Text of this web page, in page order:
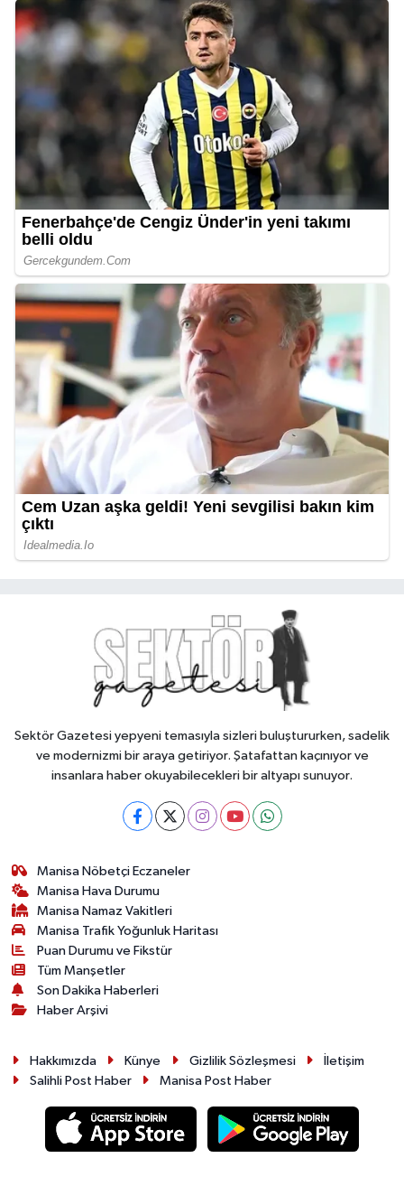
Sektör Gazetesi yepyeni temasıyla sizleri buluştururken, sadelik
ve modernizmi bir araya getiriyor. Şatafattan kaçınıyor ve
insanlara haber okuyabilecekleri bir altyapı sunuyor.
Manisa Nöbetçi Eczaneler
Manisa Hava Durumu
Manisa Namaz Vakitleri
Manisa Trafik Yoğunluk Haritası
Puan Durumu ve Fikstür
Tüm Manşetler
Son Dakika Haberleri
Haber Arşivi
Hakkımızda Künye Gizlilik Sözleşmesi
İletişim
Salihli Post Haber
Manisa Post Haber